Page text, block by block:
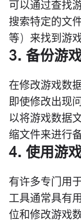
可以通过查找
搜索特定的文
等）来找到游
3. 备份游
在修改游戏数
即使修改出现
以将游戏数据
缩文件来进行备
4. 使用游
有许多专门用
工具通常具有
位和修改游戏